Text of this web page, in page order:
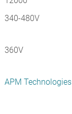
340-480V
360V
APM Technologies